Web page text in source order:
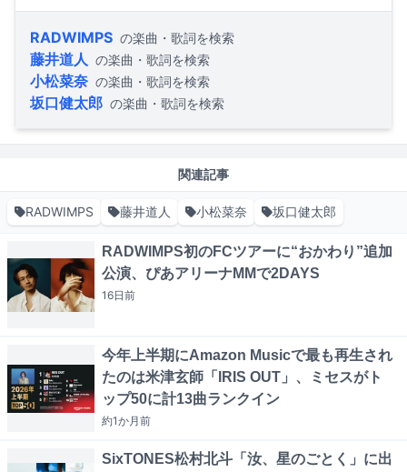
RADWIMPS の楽曲・歌詞を検索
藤井道人 の楽曲・歌詞を検索
小松菜奈 の楽曲・歌詞を検索
坂口健太郎 の楽曲・歌詞を検索
関連記事
RADWIMPS 藤井道人 小松菜奈 坂口健太郎
RADWIMPS初のFCツアーに“おかわり”追加
公演、ぴあアリーナMMで2DAYS
16日前
今年上半期にAmazon Musicで最も再生され
たのは米津玄師「IRIS OUT」、ミセスがト
ップ50に計13曲ランクイン
約1か月前
SixTONES松村北斗「汝、星のごとく」に出